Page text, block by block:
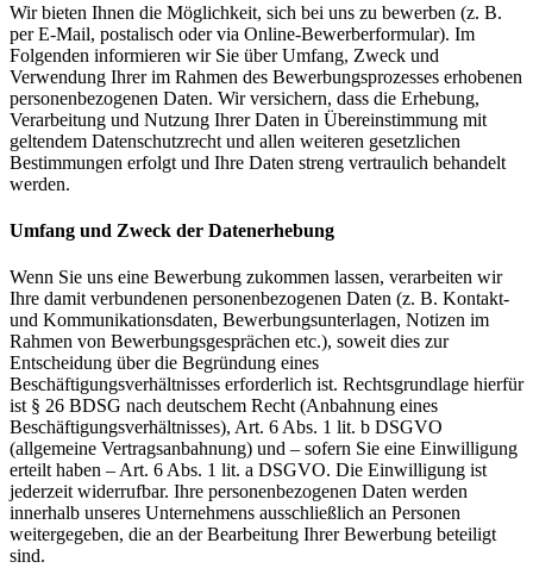
Wir bieten Ihnen die Möglichkeit, sich bei uns zu bewerben (z. B.
per E-Mail, postalisch oder via Online-Bewerberformular). Im
Folgenden informieren wir Sie über Umfang, Zweck und
Verwendung Ihrer im Rahmen des Bewerbungsprozesses erhobenen
personenbezogenen Daten. Wir versichern, dass die Erhebung,
Verarbeitung und Nutzung Ihrer Daten in Übereinstimmung mit
geltendem Datenschutzrecht und allen weiteren gesetzlichen
Bestimmungen erfolgt und Ihre Daten streng vertraulich behandelt
werden.
Umfang und Zweck der Datenerhebung
Wenn Sie uns eine Bewerbung zukommen lassen, verarbeiten wir
Ihre damit verbundenen personenbezogenen Daten (z. B. Kontakt-
und Kommunikationsdaten, Bewerbungsunterlagen, Notizen im
Rahmen von Bewerbungsgesprächen etc.), soweit dies zur
Entscheidung über die Begründung eines
Beschäftigungsverhältnisses erforderlich ist. Rechtsgrundlage hierfür
ist § 26 BDSG nach deutschem Recht (Anbahnung eines
Beschäftigungsverhältnisses), Art. 6 Abs. 1 lit. b DSGVO
(allgemeine Vertragsanbahnung) und – sofern Sie eine Einwilligung
erteilt haben – Art. 6 Abs. 1 lit. a DSGVO. Die Einwilligung ist
jederzeit widerrufbar. Ihre personenbezogenen Daten werden
innerhalb unseres Unternehmens ausschließlich an Personen
weitergegeben, die an der Bearbeitung Ihrer Bewerbung beteiligt
sind.